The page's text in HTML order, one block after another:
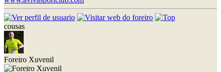
cousas
Foreiro Xuvenil